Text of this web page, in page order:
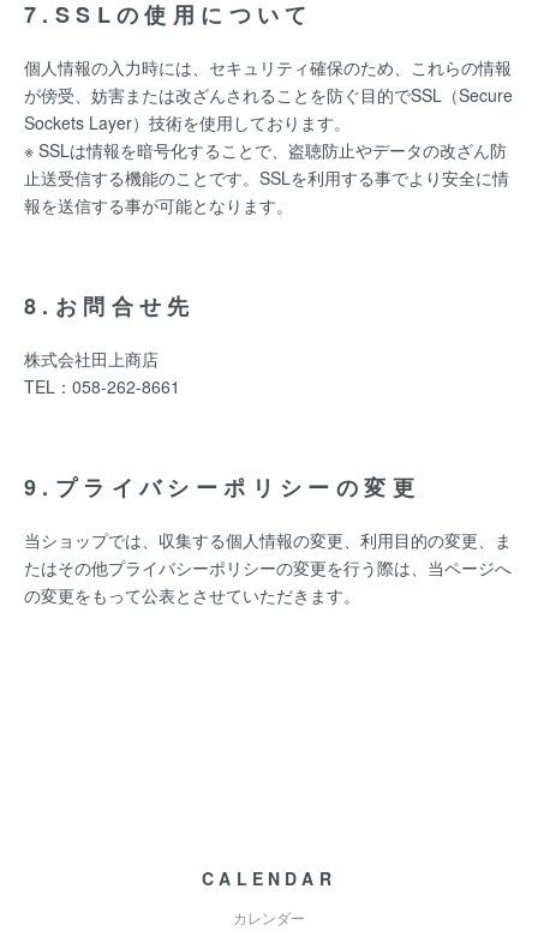
7.SSLの使用について
個人情報の入力時には、セキュリティ確保のため、これらの情報
が傍受、妨害または改ざんされることを防ぐ目的でSSL（Secure
Sockets Layer）技術を使用しております。
※ SSLは情報を暗号化することで、盗聴防止やデータの改ざん防
止送受信する機能のことです。SSLを利用する事でより安全に情
報を送信する事が可能となります。
8.お問合せ先
株式会社田上商店
TEL：058-262-8661
9.プライバシーポリシーの変更
当ショップでは、収集する個人情報の変更、利用目的の変更、ま
たはその他プライバシーポリシーの変更を行う際は、当ページへ
の変更をもって公表とさせていただきます。
CALENDAR
カレンダー